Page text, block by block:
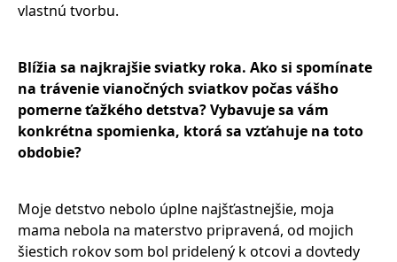
vlastnú tvorbu.
Blížia sa najkrajšie sviatky roka. Ako si spomínate
na trávenie vianočných sviatkov počas vášho
pomerne ťažkého detstva? Vybavuje sa vám
konkrétna spomienka, ktorá sa vzťahuje na toto
obdobie?
Moje detstvo nebolo úplne najšťastnejšie, moja
mama nebola na materstvo pripravená, od mojich
šiestich rokov som bol pridelený k otcovi a dovtedy